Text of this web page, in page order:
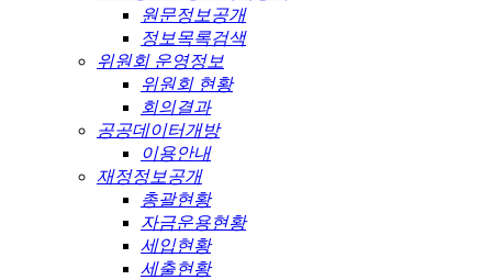
원문정보공개
정보목록검색
위원회 운영정보
위원회 현황
회의결과
공공데이터개방
이용안내
재정정보공개
총괄현황
자금운용현황
세입현황
세출현황